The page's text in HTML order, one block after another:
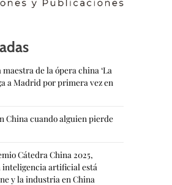
de la ópera china ‘La
a Madrid por primera vez en
China cuando alguien pierde
Cátedra China 2025,
inteligencia artificial está
y la industria en China